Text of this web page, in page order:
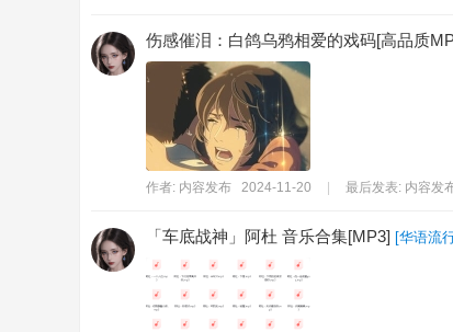
伤感催泪：白鸽乌鸦相爱的戏码[高品质
作者: 内容发布 2024-11-20 最后发表: 内容发
「车底战神」阿杜 音乐合集[MP3] [华语流